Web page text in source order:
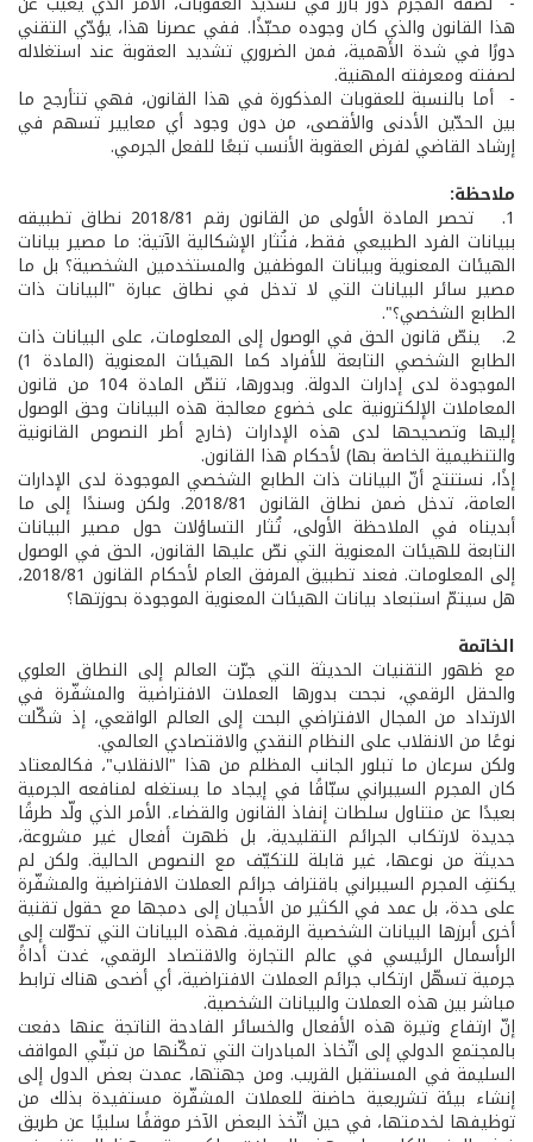
هذا القانون والذي كان وجوده محبّذًا. ففي عصرنا هذا، يؤدّي التقني
دورًا في شدة الأهمية، فمن الضروري تشديد العقوبة عند استغلاله
لصفته ومعرفته المهنية.
- أما بالنسبة للعقوبات المذكورة في هذا القانون، فهي تتأرجح ما
بين الحدّين الأدنى والأقصى، من دون وجود أي معايير تسهم في
إرشاد القاضي لفرض العقوبة الأنسب تبعًا للفعل الجرمي.
ملاحظة:
1. تحصر المادة الأولى من القانون رقم 2018/81 نطاق تطبيقه
ببيانات الفرد الطبيعي فقط، فتُثار الإشكالية الآتية: ما مصير بيانات
الهيئات المعنوية وبيانات الموظفين والمستخدمين الشخصية؟ بل ما
مصير سائر البيانات التي لا تدخل في نطاق عبارة "البيانات ذات
الطابع الشخصي؟".
2. ينصّ قانون الحق في الوصول إلى المعلومات، على البيانات ذات
الطابع الشخصي التابعة للأفراد كما الهيئات المعنوية (المادة 1)
الموجودة لدى إدارات الدولة. وبدورها، تنصّ المادة 104 من قانون
المعاملات الإلكترونية على خضوع معالجة هذه البيانات وحق الوصول
إليها وتصحيحها لدى هذه الإدارات (خارج أطر النصوص القانونية
والتنظيمية الخاصة بها) لأحكام هذا القانون.
إذًا، نستنتج أنّ البيانات ذات الطابع الشخصي الموجودة لدى الإدارات
العامة، تدخل ضمن نطاق القانون 2018/81. ولكن وسندًا إلى ما
أبديناه في الملاحظة الأولى، تُثار التساؤلات حول مصير البيانات
التابعة للهيئات المعنوية التي نصّ عليها القانون، الحق في الوصول
إلى المعلومات. فعند تطبيق المرفق العام لأحكام القانون 2018/81،
هل سيتمّ استبعاد بيانات الهيئات المعنوية الموجودة بحوزتها؟
الخاتمة
مع ظهور التقنيات الحديثة التي جرّت العالم إلى النطاق العلوي
والحقل الرقمي، نجحت بدورها العملات الافتراضية والمشفّرة في
الارتداد من المجال الافتراضي البحت إلى العالم الواقعي، إذ شكّلت
نوعًا من الانقلاب على النظام النقدي والاقتصادي العالمي.
ولكن سرعان ما تبلور الجانب المظلم من هذا "الانقلاب"، فكالمعتاد
كان المجرم السيبراني سبّاقًا في إيجاد ما يستغله لمنافعه الجرمية
بعيدًا عن متناول سلطات إنفاذ القانون والقضاء. الأمر الذي ولّد طرقًا
جديدة لارتكاب الجرائم التقليدية، بل ظهرت أفعال غير مشروعة،
حديثة من نوعها، غير قابلة للتكيّف مع النصوص الحالية. ولكن لم
يكتفِ المجرم السيبراني باقتراف جرائم العملات الافتراضية والمشفّرة
على حدة، بل عمد في الكثير من الأحيان إلى دمجها مع حقول تقنية
أخرى أبرزها البيانات الشخصية الرقمية. فهذه البيانات التي تحوّلت إلى
الرأسمال الرئيسي في عالم التجارة والاقتصاد الرقمي، غدت أداةً
جرمية تسهّل ارتكاب جرائم العملات الافتراضية، أي أضحى هناك ترابط
مباشر بين هذه العملات والبيانات الشخصية.
إنّ ارتفاع وتيرة هذه الأفعال والخسائر الفادحة الناتجة عنها دفعت
بالمجتمع الدولي إلى اتّخاذ المبادرات التي تمكّنها من تبنّي المواقف
السليمة في المستقبل القريب. ومن جهتها، عمدت بعض الدول إلى
إنشاء بيئة تشريعية حاضنة للعملات المشفّرة مستفيدة بذلك من
توظيفها لخدمتها، في حين اتّخذ البعض الآخر موقفًا سلبيًا عن طريق